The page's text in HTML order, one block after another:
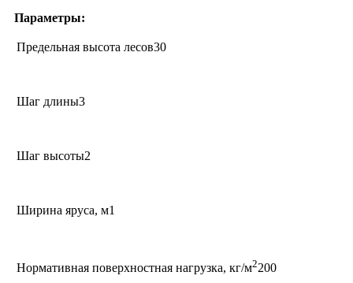
Параметры:
Предельная высота лесов30
Шаг длины3
Шаг высоты2
Ширина яруса, м1
Нормативная поверхностная нагрузка, кг/м2200